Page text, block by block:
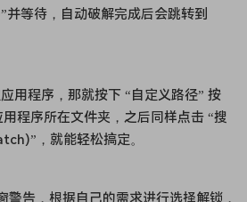
并等待，自动破解完成后会跳转到
用程序，那就按下 “自定义路径” 按
程序所在文件夹，之后同样点击 “搜
，就能轻松搞定。
警告，根据自己的需求进行选择解锁，